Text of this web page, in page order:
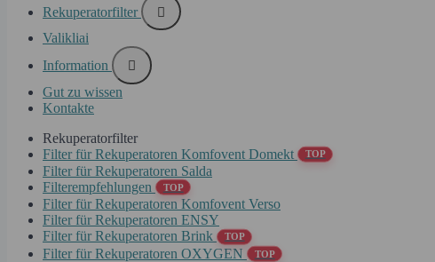
Rekuperatorfilter

Valikliai
Information

Gut zu wissen
Kontakte
Rekuperatorfilter
Filter für Rekuperatoren Komfovent Domekt
TOP
Filter für Rekuperatoren Salda
Filterempfehlungen
TOP
Filter für Rekuperatoren Komfovent Verso
Filter für Rekuperatoren ENSY
Filter für Rekuperatoren Brink
TOP
Filter für Rekuperatoren OXYGEN TOP